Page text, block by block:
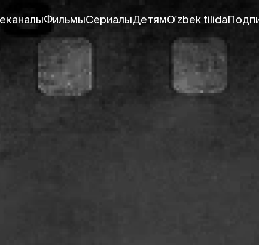
ФильмыСериалыДетямO'zbek tilida